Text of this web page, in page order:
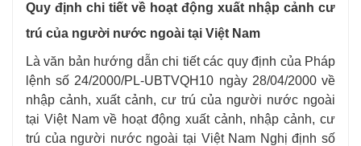
Quy định chi tiết về hoạt động xuất nhập cảnh cư
trú của người nước ngoài tại Việt Nam
Là văn bản hướng dẫn chi tiết các quy định của Pháp
lệnh số 24/2000/PL-UBTVQH10 ngày 28/04/2000 về
nhập cảnh, xuất cảnh, cư trú của người nước ngoài
tại Việt Nam về hoạt động xuất cảnh, nhập cảnh, cư
trú của người nước ngoài tại Việt Nam Nghị định số